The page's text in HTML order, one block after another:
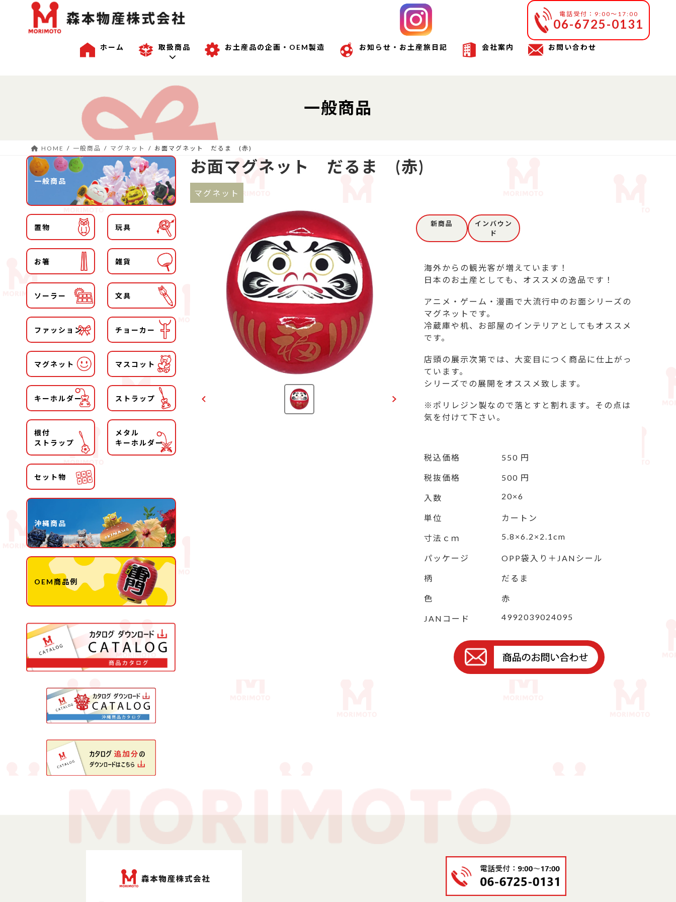
電話受付：9:00～17:00
06-6725-0131
ホーム 取扱商品
一般商品
沖縄商品
OEM商品例
お土産品の企画・OEM製造 お知らせ・お土産旅日記 会社案内 お問い合わせ
一般商品
HOME 一般商品 マグネット お面マグネット だるま (赤)
お面マグネット だるま (赤)
マグネット
新商品
インバウン
ド
海外からの観光客が増えています！
日本のお土産としても、オススメの逸品です！
アニメ・ゲーム・漫画で大流行中のお面シリーズの
マグネットです。
冷蔵庫や机、お部屋のインテリアとしてもオススメ
です。
店頭の展示次第では、大変目につく商品に仕上がっ
ています。
シリーズでの展開をオススメ致します。
※ポリレジン製なので落とすと割れます。その点は
気を付けて下さい。
税込価格 550 円
税抜価格 500 円
入数 20×6
単位 カートン
寸法ｃｍ 5.8×6.2×2.1cm
パッケージ OPP袋入り＋JANシール
柄 だるま
色 赤
JANコード 4992039024095
一般商品
置物 玩具
お箸 雑貨
ソーラー 文具
ファッション チョーカー
マグネット マスコット
キーホルダー ストラップ
根付
ストラップ
メタル
キーホルダー
セット物
沖縄商品
OEM商品例